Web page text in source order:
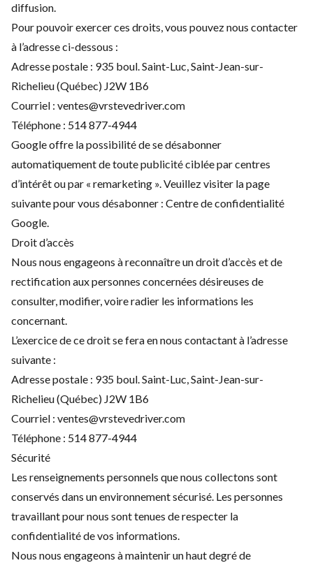
diffusion.
Pour pouvoir exercer ces droits, vous pouvez nous contacter
à l’adresse ci-dessous :
Adresse postale : 935 boul. Saint-Luc, Saint-Jean-sur-
Richelieu (Québec) J2W 1B6
Courriel : ventes@vrstevedriver.com
Téléphone : 514 877-4944
Google offre la possibilité de se désabonner
automatiquement de toute publicité ciblée par centres
d’intérêt ou par « remarketing ». Veuillez visiter la page
suivante pour vous désabonner : Centre de confidentialité
Google.
Droit d’accès
Nous nous engageons à reconnaître un droit d’accès et de
rectification aux personnes concernées désireuses de
consulter, modifier, voire radier les informations les
concernant.
L’exercice de ce droit se fera en nous contactant à l’adresse
suivante :
Adresse postale : 935 boul. Saint-Luc, Saint-Jean-sur-
Richelieu (Québec) J2W 1B6
Courriel : ventes@vrstevedriver.com
Téléphone : 514 877-4944
Sécurité
Les renseignements personnels que nous collectons sont
conservés dans un environnement sécurisé. Les personnes
travaillant pour nous sont tenues de respecter la
confidentialité de vos informations.
Nous nous engageons à maintenir un haut degré de